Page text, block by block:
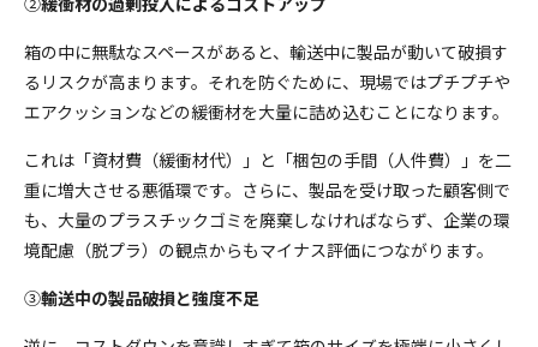
箱の中に無駄なスペースがあると、輸送中に製品が動いて破損す
るリスクが高まります。それを防ぐために、現場ではプチプチや
エアクッションなどの緩衝材を大量に詰め込むことになります。
これは「資材費（緩衝材代）」と「梱包の手間（人件費）」を二
重に増大させる悪循環です。さらに、製品を受け取った顧客側で
も、大量のプラスチックゴミを廃棄しなければならず、企業の環
境配慮（脱プラ）の観点からもマイナス評価につながります。
③輸送中の製品破損と強度不足